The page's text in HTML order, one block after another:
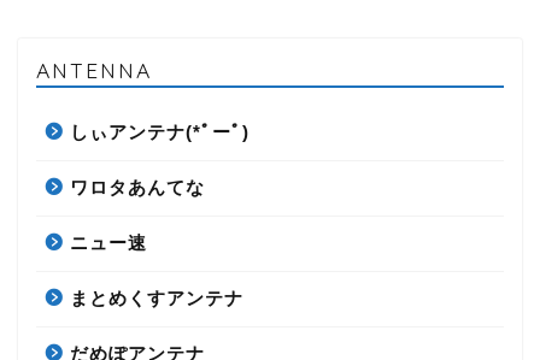
ANTENNA
しぃアンテナ(*ﾟーﾟ)
ワロタあんてな
ニュー速
まとめくすアンテナ
だめぽアンテナ